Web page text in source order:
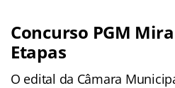
Concurso PGM
Etapas
O edital da Câmara